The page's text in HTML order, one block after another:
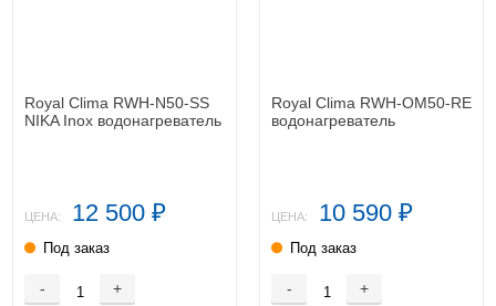
Royal Clima RWH-N50-SS
NIKA Inox водонагреватель
ЦЕНА: 12 500 ₽
Под заказ
- +
Royal Clima RWH-OM50-RE
водонагреватель
ЦЕНА: 10 590 ₽
Под заказ
- +